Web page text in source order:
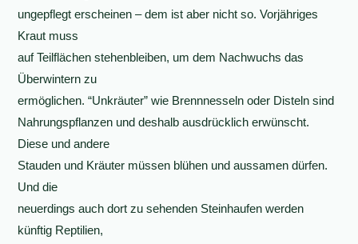
ungepflegt erscheinen – dem ist aber nicht so. Vorjähriges
Kraut muss
auf Teilflächen stehenbleiben, um dem Nachwuchs das
Überwintern zu
ermöglichen. “Unkräuter” wie Brennnesseln oder Disteln sind
Nahrungspflanzen und deshalb ausdrücklich erwünscht.
Diese und andere
Stauden und Kräuter müssen blühen und aussamen dürfen.
Und die
neuerdings auch dort zu sehenden Steinhaufen werden
künftig Reptilien,